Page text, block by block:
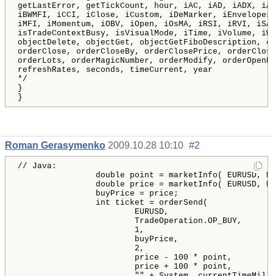
getLastError, getTickCount, hour, iAC, iAD, iADX,
iBWMFI, iCCI, iClose, iCustom, iDeMarker,
iMFI, iMomentum, iOBV, iOpen, iOsMA, iRSI, iRVI,
isTradeContextBusy, isVisualMode, iTime, iVolume,
objectDelete, objectGet, objectGetFiboDescription,
orderClose, orderCloseBy, orderClosePrice,
orderLots, orderMagicNumber, orderModify,
refreshRates, seconds, timeCurrent, year
*/
}
}
Roman Gerasymenko 2009.10.28 10:10 #2
// Java:
double point = marketInfo ( EURUSD,
double price = marketInfo ( EURUSD,
buyPrice = price ;
int ticket = orderSend (
EURUSD,
TradeOperation . OP_BUY,
1,
buyPrice ,
2 ,
price
- 100 * point ,
price + 100 * point ,